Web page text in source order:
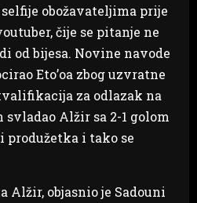
obožavateljima prije
čije se pitanje ne
od bijesa. Novine navode
Eto’oa zbog uzvratne
za odlazak na
svladao Alžir sa 2-1 golom
produžetka i tako se
Alžir, objasnio je Sadouni